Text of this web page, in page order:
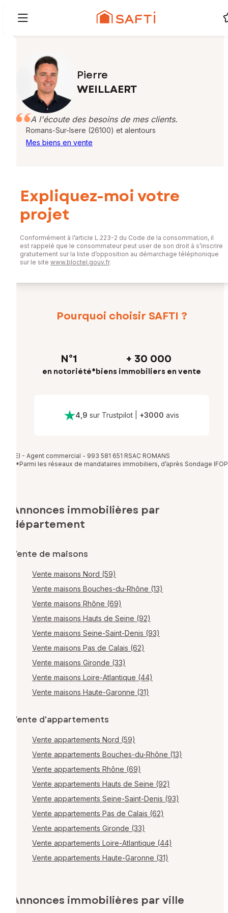
Pierre
WEILLAERT
A l'écoute des besoins de mes clients.
Romans-Sur-Isere (26100) et alentours
Mes biens en vente
Pourquoi choisir SAFTI ?
N°1
en notoriété*
+ 30 000
biens immobiliers en vente
4,9 sur Trustpilot| +3000 avis
EI - Agent commercial - 993 581 651 RSAC ROMANS
*Parmi les réseaux de mandataires immobiliers, d’après Sondage IFOP
Expliquez-moi votre
projet
Conformément à l’article L.223-2 du Code de la consommation, il
est rappelé que le consommateur peut user de son droit à s’inscrire
gratuitement sur la liste d’opposition au démarchage téléphonique
sur le site www.bloctel.gouv.fr.
Annonces immobilières par
département
Vente de maisons
Vente maisons Nord (59)
Vente maisons Bouches-du-Rhône (13)
Vente maisons Rhône (69)
Vente maisons Hauts de Seine (92)
Vente maisons Seine-Saint-Denis (93)
Vente maisons Pas de Calais (62)
Vente maisons Gironde (33)
Vente maisons Loire-Atlantique (44)
Vente maisons Haute-Garonne (31)
Vente d'appartements
Vente appartements Nord (59)
Vente appartements Bouches-du-Rhône (13)
Vente appartements Rhône (69)
Vente appartements Hauts de Seine (92)
Vente appartements Seine-Saint-Denis (93)
Vente appartements Pas de Calais (62)
Vente appartements Gironde (33)
Vente appartements Loire-Atlantique (44)
Vente appartements Haute-Garonne (31)
Annonces immobilières par ville